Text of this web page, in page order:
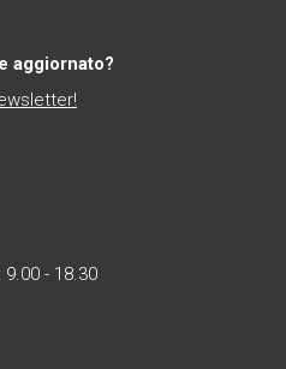
aggiornato?
- 18.30